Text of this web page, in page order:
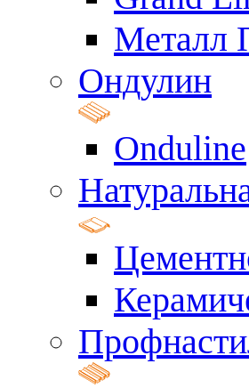
Металл
Ондулин
Onduline